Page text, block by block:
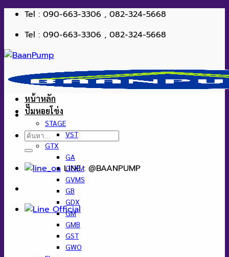
ข้าม
เนื้อหา
Tel : 090-663-3306 , 082-324-5668
Tel : 090-663-3306 , 082-324-5668
ค้นหา:
LINE : @BAANPUMP
หน้าหลัก
ปั๊มหอยโข่ง
STAGE
VST
GTX
GA
GEXM
GVMS
GB
GDX
GM
GMB
GST
GWO